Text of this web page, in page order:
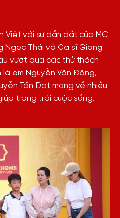
Việt với sự dẫn dắt của MC
Ngọc Thái và Ca sĩ Giang
vượt qua các thử thách
em Nguyễn Văn Đông,
Tấn Đạt mang về nhiều
trang trải cuộc sống.